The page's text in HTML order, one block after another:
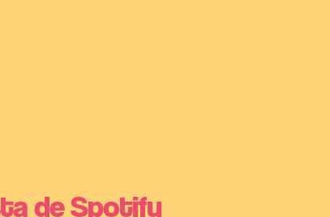
de Spotify